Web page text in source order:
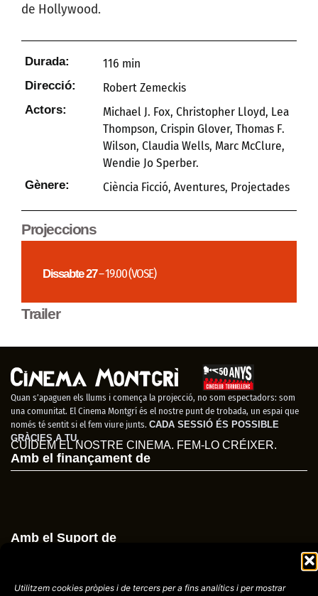
Utilitzem cookies pròpies i de tercers per a fins analítics i per mostrar
de Hollywood.
Durada: 116 min
Direcció: Robert Zemeckis
Actors:
Michael J. Fox, Christopher Lloyd, Lea
Thompson, Crispin Glover, Thomas F.
Wilson, Claudia Wells, Marc McClure,
Wendie Jo Sperber.
Gènere: Ciència Ficció, Aventures, Projectades
Projeccions
Dissabte 27– 19.00 (VOSE)
Trailer
Quan s’apaguen els llums i comença la projecció, no som espectadors: som
una comunitat. El Cinema Montgrí és el nostre punt de trobada, un espai que
només té sentit si el fem viure junts. CADA SESSIÓ ÉS POSSIBLE
GRÀCIES A TU.
CUIDEM EL NOSTRE CINEMA. FEM-LO CRÉIXER.
Amb el finançament de
Amb el Suport de